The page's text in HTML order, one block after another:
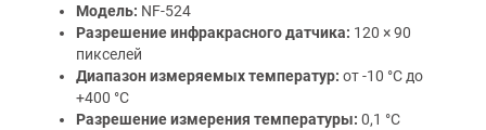
Модель: NF-524
Разрешение инфракрасного датчика: 120 × 90
пикселей
Диапазон измеряемых температур: от -10 °C до
+400 °C
Разрешение измерения температуры: 0,1 °C